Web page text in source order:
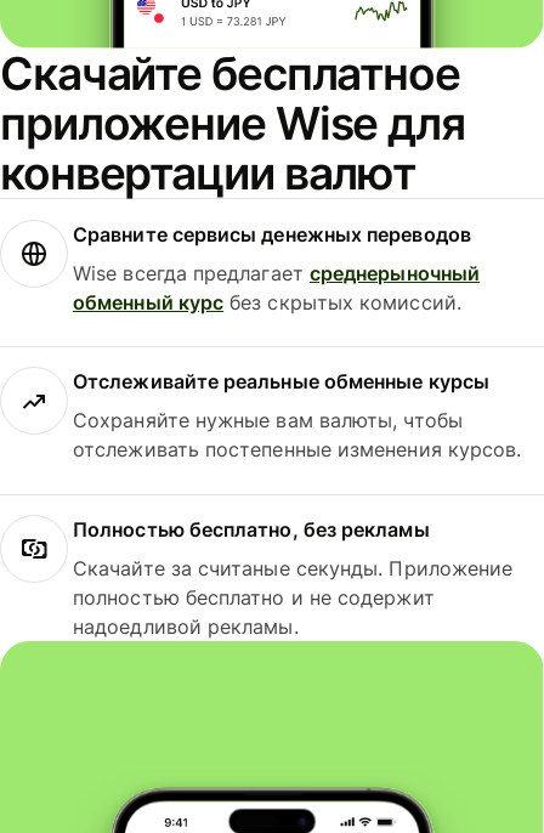
Скачайте бесплатное
приложение Wise для
конвертации валют
Сравните сервисы денежных переводов
Wise всегда предлагает среднерыночный
обменный курс без скрытых комиссий.
Отслеживайте реальные обменные курсы
Сохраняйте нужные вам валюты, чтобы
отслеживать постепенные изменения курсов.
Полностью бесплатно, без рекламы
Скачайте за считаные секунды. Приложение
полностью бесплатно и не содержит
надоедливой рекламы.